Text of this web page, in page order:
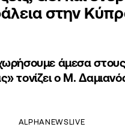
στην
άμεσα
τονίζει ο Μ.
ALPHANEWSLIVE